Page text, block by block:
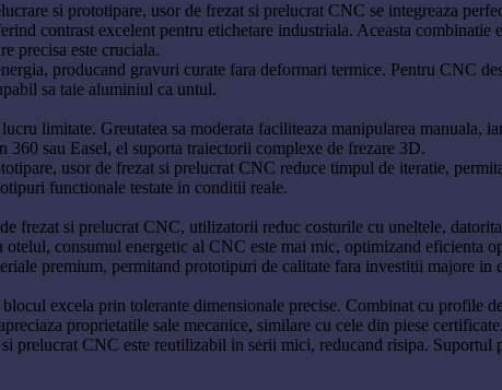
si prototipare, usor de frezat si prelucrat CNC se integreaza
contrast excelent pentru etichetare industriala. Aceasta
precisa este cruciala.
producand gravuri curate fara deformari termice. Pentru CNC
sa taie aluminiul ca untul.
limitate. Greutatea sa moderata faciliteaza manipularea manuala,
sau Easel, el suporta traiectorii complexe de frezare 3D.
usor de frezat si prelucrat CNC reduce timpul de iteratie,
functionale testate in conditii reale.
frezat si prelucrat CNC, utilizatorii reduc costurile cu uneltele,
consumul energetic al CNC este mai mic, optimizand eficienta
premium, permitand prototipuri de calitate fara investitii majore in
excela prin tolerante dimensionale precise. Combinat cu profile
proprietatile sale mecanice, similare cu cele din piese certificate.
prelucrat CNC este reutilizabil in serii mici, reducand risipa. Suportul